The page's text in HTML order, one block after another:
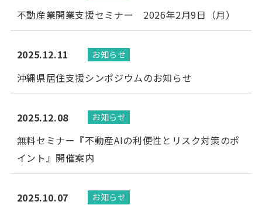
不動産業開業支援セミナー 2026年2月9日（月）
2025.12.11 お知らせ
沖縄県居住支援シンポジウムのお知らせ
2025.12.08 お知らせ
無料セミナー『不動産AIの利便性とリスク対策のポ
イント』開催案内
2025.10.07 お知らせ